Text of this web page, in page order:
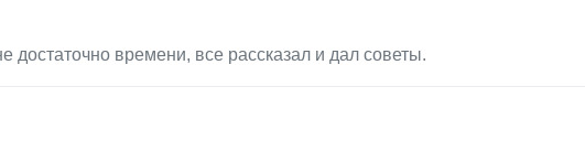
времени, все рассказал и дал советы.